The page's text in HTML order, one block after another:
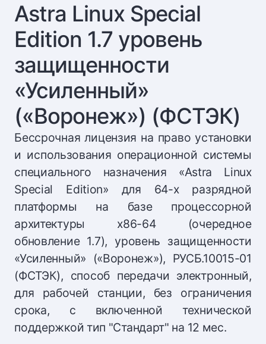
Astra Linux Special
Edition 1.7 уровень
защищенности
«Усиленный»
(«Воронеж») (ФСТЭК)
Бессрочная лицензия на право установки
и использования операционной системы
специального назначения «Astra Linux
Special Edition» для 64-х разрядной
платформы на базе процессорной
архитектуры х86-64 (очередное
обновление 1.7), уровень защищенности
«Усиленный» («Воронеж»), РУСБ.10015-01
(ФСТЭК), способ передачи электронный,
для рабочей станции, без ограничения
срока, с включенной технической
поддержкой тип "Стандарт" на 12 мес.